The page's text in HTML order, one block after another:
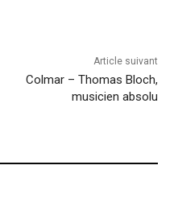
Article suivant
Colmar – Thomas Bloch,
musicien absolu